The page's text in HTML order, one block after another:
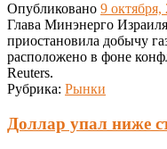
Опубликовано 9 октября,
Глава Минэнерго
приостановила добычу
расположено в фоне
Reuters.
Рубрика: Рынки
Доллар упал ниже